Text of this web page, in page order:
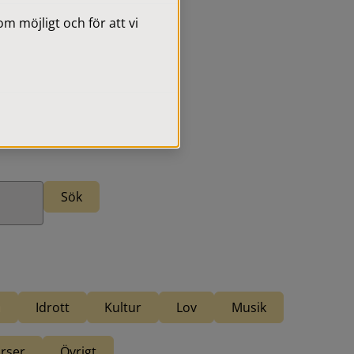
Idrott Kultur Lov Musik
möjligt och för att vi